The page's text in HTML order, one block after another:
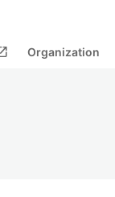
Organization